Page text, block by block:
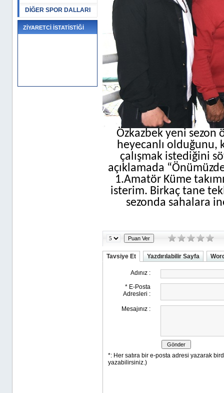
DİĞER SPOR DALLARI
ZİYARETCİ İSTATİSTİĞİ
Özkazbek yeni sezon
heyecanlı olduğunu,
çalışmak istediğini
açıklamada
1.Amatör Küme
isterim. Birkaç tane
sezonda sahalara
Tavsiye Et Yazdırılabilir Sayfa